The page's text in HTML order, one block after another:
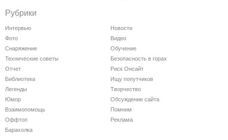
Рубрики
Интервью
Новости
Фото
Видео
Снаряжение
Обучение
Технические советы
Безопасность в горах
Отчет
Риск Онсайт
Библиотека
Ищу попутчиков
Легенды
Творчество
Юмор
Обсуждение сайта
Взаимопомощь
Помним
Оффтоп
Реклама
Барахолка